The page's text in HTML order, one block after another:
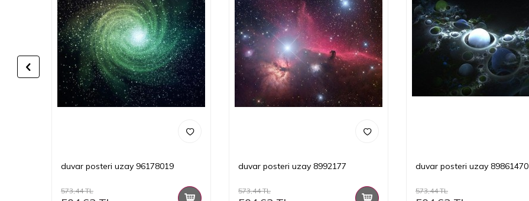
duvar posteri uzay 96178019
573,44TL
duvar posteri uzay 8992177
573,44TL
duvar posteri uzay 89861470
573,44TL